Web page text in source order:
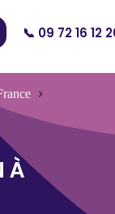
📞 09 72 16 12
À